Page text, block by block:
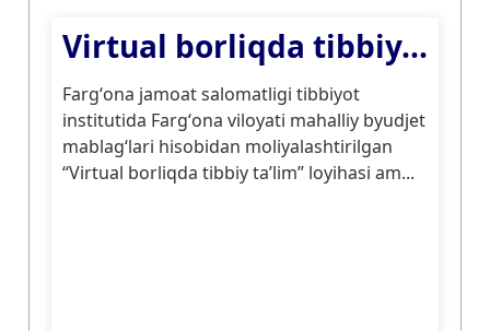
Virtual borliqda tibbiy...
Fargʻona jamoat salomatligi tibbiyot
institutida Fargʻona viloyati mahalliy byudjet
mablagʻlari hisobidan moliyalashtirilgan
“Virtual borliqda tibbiy taʼlim” loyihasi am...